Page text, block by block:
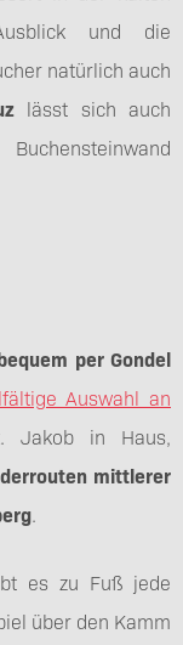
und die
natürlich auch
lässt sich auch
per Gondel
Auswahl an
Jakob in Haus,
mittlerer
.
es zu Fuß jede
über den Kamm